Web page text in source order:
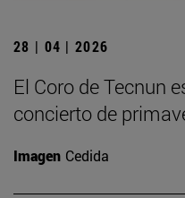
28 | 04 | 2026
El Coro de Tecnun
concierto de
Imagen Cedida